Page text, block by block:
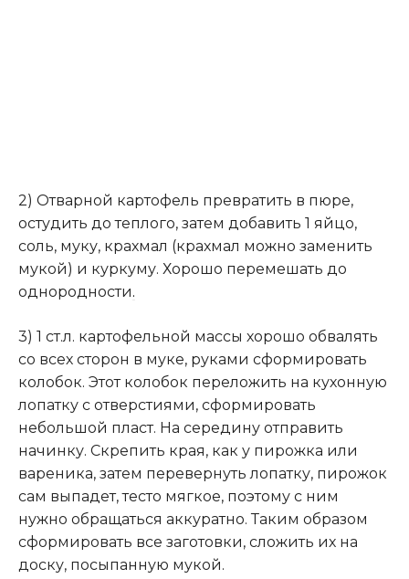
2) Отварной картофель превратить в пюре,
остудить до теплого, затем добавить 1 яйцо,
соль, муку, крахмал (крахмал можно заменить
мукой) и куркуму. Хорошо перемешать до
однородности.
3) 1 ст.л. картофельной массы хорошо обвалять
со всех сторон в муке, руками сформировать
колобок. Этот колобок переложить на кухонную
лопатку с отверстиями, сформировать
небольшой пласт. На середину отправить
начинку. Скрепить края, как у пирожка или
вареника, затем перевернуть лопатку, пирожок
сам выпадет, тесто мягкое, поэтому с ним
нужно обращаться аккуратно. Таким образом
сформировать все заготовки, сложить их на
доску, посыпанную мукой.